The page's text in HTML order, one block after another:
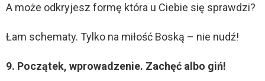
A może odkryjesz formę która u Ciebie się sprawdzi?
Łam schematy. Tylko na miłość Boską – nie nudź!
9. Początek, wprowadzenie. Zachęć albo giń!